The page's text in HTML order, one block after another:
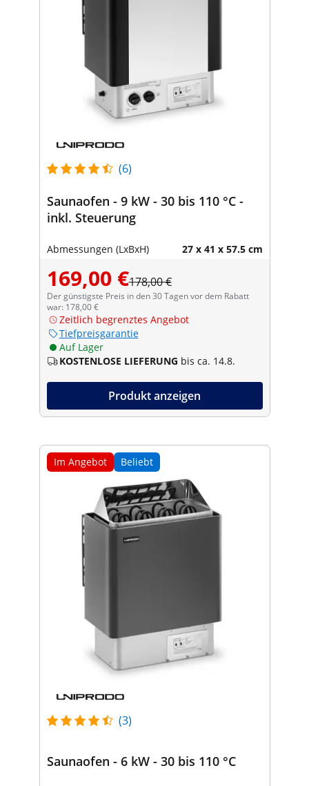
(6)
Saunaofen - 9 kW - 30 bis 110 °C -
inkl. Steuerung
Abmessungen (LxBxH) 27 x 41 x 57.5 cm
169,00 €178,00 €
Der günstigste Preis in den 30 Tagen vor dem Rabatt
war: 178,00 €
Zeitlich begrenztes Angebot
Tiefpreisgarantie
Auf Lager
KOSTENLOSE LIEFERUNG bis ca. 14.8.
Produkt anzeigen
Im Angebot Beliebt
(3)
Saunaofen - 6 kW - 30 bis 110 °C